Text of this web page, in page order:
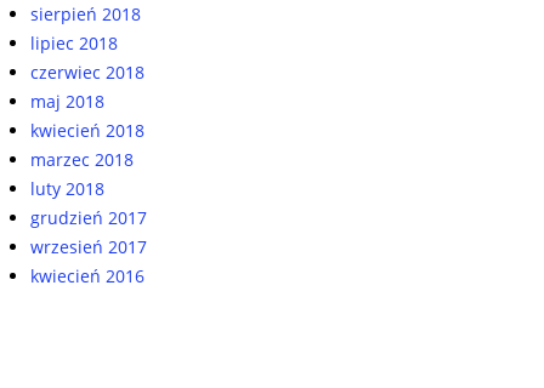
sierpień 2018
lipiec 2018
czerwiec 2018
maj 2018
kwiecień 2018
marzec 2018
luty 2018
grudzień 2017
wrzesień 2017
kwiecień 2016